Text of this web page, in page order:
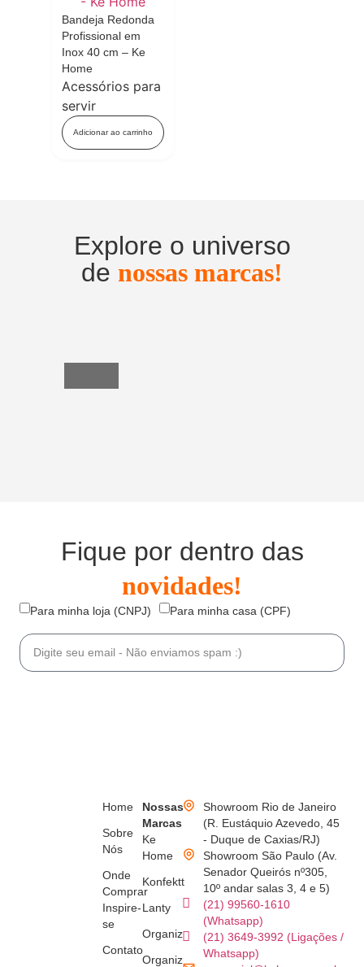
Bandeja Redonda
Profissional em
Inox 40 cm – Ke
Home
Acessórios para
servir
Adicionar ao carrinho
Explore o universo
de nossas marcas!
Fique por dentro das
novidades!
Para minha loja (CNPJ) Para minha casa (CPF)
Home
Sobre
Nós
Onde
Comprar
Inspire-
se
Contato
Nossas
Marcas
Ke
Home
Konfektt
Lanty
Organiz
Organiz
Showroom Rio de Janeiro
(R. Eustáquio Azevedo, 45
- Duque de Caxias/RJ)
Showroom São Paulo (Av.
Senador Queirós nº305,
10º andar salas 3, 4 e 5)
(21) 99560-1610
(Whatsapp)
(21) 3649-3992 (Ligações /
Whatsapp)